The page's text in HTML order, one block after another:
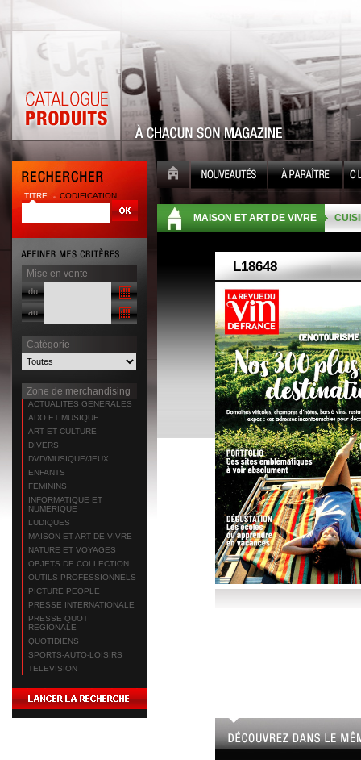
TITRE CODIFICATION
Mise en vente
du
au
Catégorie
Zone de merchandising
ACTUALITES GENERALES
ADO ET MUSIQUE
ART ET CULTURE
DIVERS
DVD/MUSIQUE/JEUX
ENFANTS
FEMININS
INFORMATIQUE ET
NUMERIQUE
LUDIQUES
MAISON ET ART DE VIVRE
NATURE ET VOYAGES
OBJETS DE COLLECTION
OUTILS PROFESSIONNELS
PICTURE PEOPLE
PRESSE INTERNATIONALE
PRESSE QUOT
REGIONALE
QUOTIDIENS
SPORTS-AUTO-LOISIRS
TELEVISION
MAISON ET ART DE VIVRE